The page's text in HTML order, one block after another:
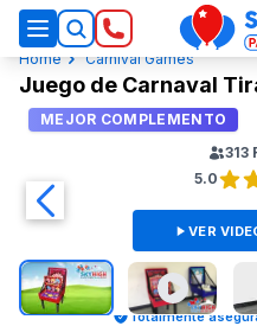
Home Carnival Games
Juego de Carnaval
MEJOR COMPLEMENTO
313
5.0
VER
Totalmente